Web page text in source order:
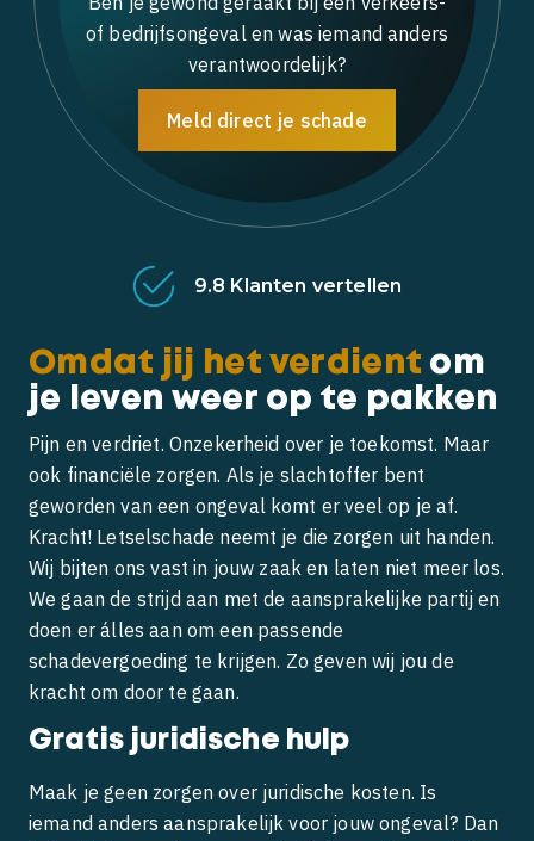
Wat te doen bij een aanrijding?
Scooterongeluk
Franchisers gezocht
Nationaal Keurmerk Letselschade
Second opinion
Assurantie intermediair
of bedrijfsongeval en was iemand anders
verantwoordelijk?
Meld direct je schade
Gratis hulp en advies
Omdat jij het verdient om
je leven weer op te pakken
Pijn en verdriet. Onzekerheid over je toekomst. Maar
ook financiële zorgen. Als je slachtoffer bent
geworden van een ongeval komt er veel op je af.
Kracht! Letselschade neemt je die zorgen uit handen.
Wij bijten ons vast in jouw zaak en laten niet meer los.
We gaan de strijd aan met de aansprakelijke partij en
doen er álles aan om een passende
schadevergoeding te krijgen. Zo geven wij jou de
kracht om door te gaan.
Gratis juridische hulp
Maak je geen zorgen over juridische kosten. Is
iemand anders aansprakelijk voor jouw ongeval? Dan